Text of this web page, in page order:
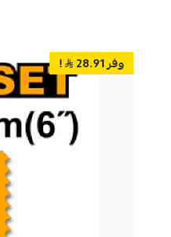
وفر 28.91 !